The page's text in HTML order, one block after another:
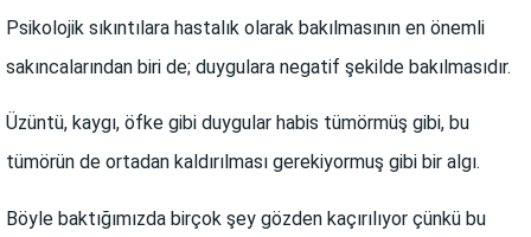
Psikolojik sıkıntılara hastalık olarak bakılmasının en önemli
sakıncalarından biri de; duygulara negatif şekilde bakılmasıdır.
Üzüntü, kaygı, öfke gibi duygular habis tümörmüş gibi, bu
tümörün de ortadan kaldırılması gerekiyormuş gibi bir algı.
Böyle baktığımızda birçok şey gözden kaçırılıyor çünkü bu